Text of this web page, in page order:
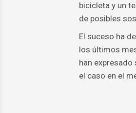
bicicleta y un
de posibles
El suceso ha
los últimos
han
el caso en el